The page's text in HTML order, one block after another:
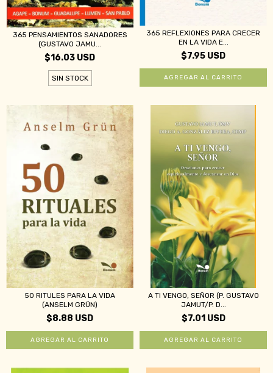
365 PENSAMIENTOS SANADORES
(GUSTAVO JAMU...
$16.03 USD
SIN STOCK
365 REFLEXIONES PARA CRECER
EN LA VIDA E...
$7.95 USD
50 RITULES PARA LA VIDA
(ANSELM GRÜN)
$8.88 USD
A TI VENGO, SEÑOR (P. GUSTAVO
JAMUT/P. D...
$7.01 USD